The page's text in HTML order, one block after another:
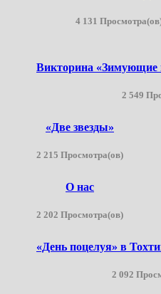
4 131
Викторина
2 549
«Две звезды»
2 215 Просмотра(ов)
О нас
2 202 Просмотра(ов)
«День поцелуя» в
2 092